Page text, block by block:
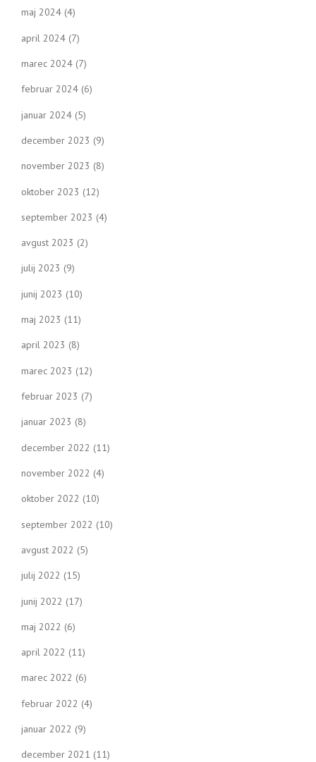
maj 2024 (4)
april 2024 (7)
marec 2024 (7)
februar 2024 (6)
januar 2024 (5)
december 2023 (9)
november 2023 (8)
oktober 2023 (12)
september 2023 (4)
avgust 2023 (2)
julij 2023 (9)
junij 2023 (10)
maj 2023 (11)
april 2023 (8)
marec 2023 (12)
februar 2023 (7)
januar 2023 (8)
december 2022 (11)
november 2022 (4)
oktober 2022 (10)
september 2022 (10)
avgust 2022 (5)
julij 2022 (15)
junij 2022 (17)
maj 2022 (6)
april 2022 (11)
marec 2022 (6)
februar 2022 (4)
januar 2022 (9)
december 2021 (11)